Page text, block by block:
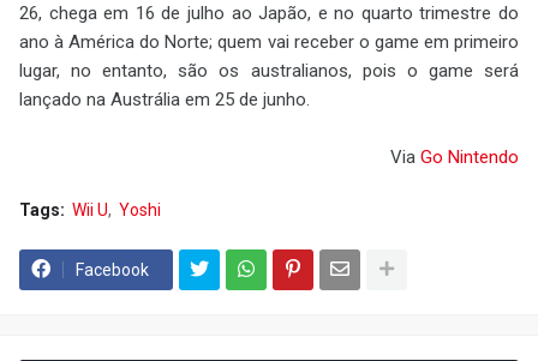
26, chega em 16 de julho ao Japão, e no quarto trimestre do
ano à América do Norte; quem vai receber o game em primeiro
lugar, no entanto, são os australianos, pois o game será
lançado na Austrália em 25 de junho.
Via Go Nintendo
Tags: Wii U Yoshi
Facebook